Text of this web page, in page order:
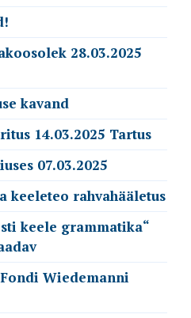
28.03.2025
kavand
14.03.2025 Tartus
07.03.2025
keeleteo rahvahääletus
keele grammatika“
Wiedemanni